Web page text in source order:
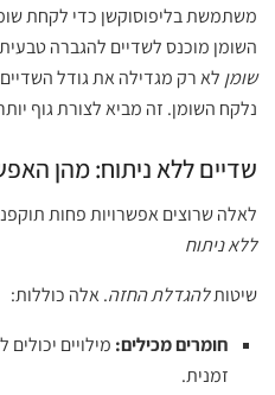
משתמשת בליפוסוקשן כדי לקחת
השומן מוכנס לשדיים להגברה
שומן לא רק מגדילה את גודל
נלקח השומן. זה מביא לצורת גוף
שדיים ללא ניתוח: מהן
לאלה שרוצים אפשרויות פחות
ללא ניתוח
שיטותלהגדלת החזה. אלה כוללות:
חומרים מכילים: מילויים
זמנית.